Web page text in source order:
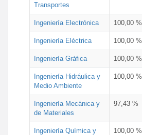
Transportes
Ingeniería Electrónica 100,00 %
Ingeniería Eléctrica 100,00 %
Ingeniería Gráfica 100,00 %
Ingeniería Hidráulica y
Medio Ambiente
100,00 %
Ingeniería Mecánica y
de Materiales
97,43 %
Ingeniería Química y
100,00 %